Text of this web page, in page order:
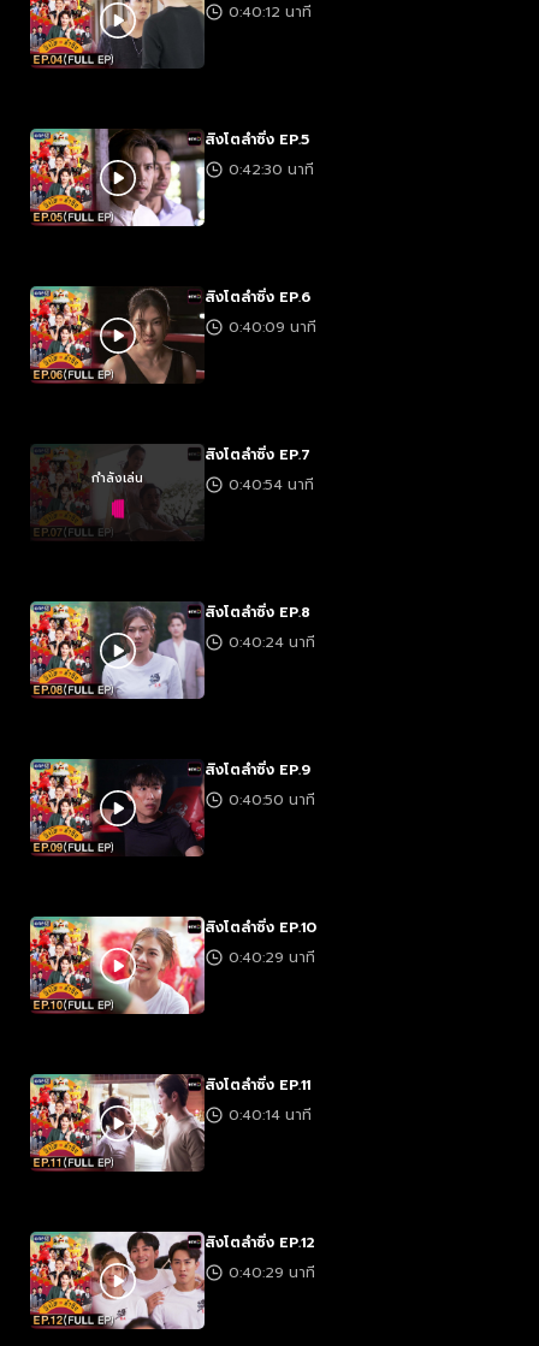
0:40:12 นาที
สิงโตลำซิ่ง EP.5
0:42:30 นาที
สิงโตลำซิ่ง EP.6
0:40:09 นาที
กำลังเล่น
สิงโตลำซิ่ง EP.7
0:40:54 นาที
สิงโตลำซิ่ง EP.8
0:40:24 นาที
สิงโตลำซิ่ง EP.9
0:40:50 นาที
สิงโตลำซิ่ง EP.10
0:40:29 นาที
สิงโตลำซิ่ง EP.11
0:40:14 นาที
สิงโตลำซิ่ง EP.12
0:40:29 นาที